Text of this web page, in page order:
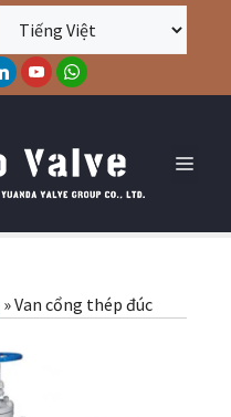
»Van cổng thép đúc